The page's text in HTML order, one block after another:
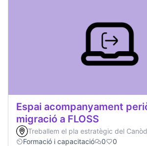
Espai acompanyament
migració a FLOSS
Treballem el pla estratègic del
Formació i capacitació
0 0